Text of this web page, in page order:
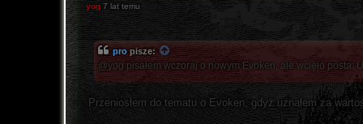
yog 7 lat temu
propisze:
@yog pisałem wczoraj o nowym Evoken, ale wcięło posta.
Przeniosłem do tematu o Evoken, gdyż uznałem za